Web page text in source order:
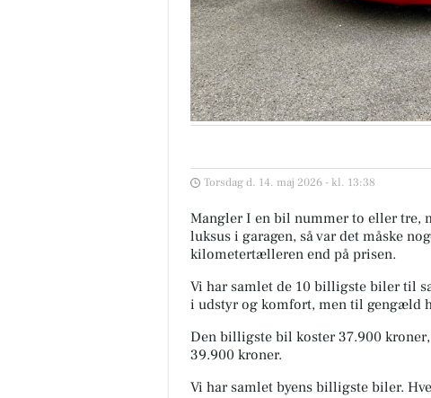
Torsdag d. 14. maj 2026 - kl. 13:38
Mangler I en bil nummer to eller tre,
luksus i garagen, så var det måske
kilometertælleren end på prisen.
Vi har samlet de 10 billigste biler til
i udstyr og komfort, men til gengæld
Den billigste bil koster 37.900
39.900 kroner.
Vi har samlet byens billigste biler.